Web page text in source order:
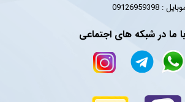
: 09126959398
ما در شبکه های اجتماعی